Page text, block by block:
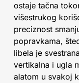
ostaje tačna
višestrukog
preciznost
popravkama,
libela je
vertikalna i ugla
alatom u svakoj